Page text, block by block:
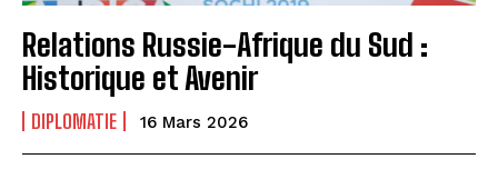
Relations Russie-Afrique du Sud :
Historique et Avenir
DIPLOMATIE 16 Mars 2026